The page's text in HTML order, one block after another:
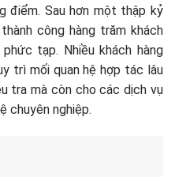
điểm. Sau hơn một thập kỷ
công hàng trăm khách
tạp. Nhiều khách hàng
trì mối quan hệ hợp tác lâu
tra mà còn cho các dịch vụ
chuyên nghiệp.